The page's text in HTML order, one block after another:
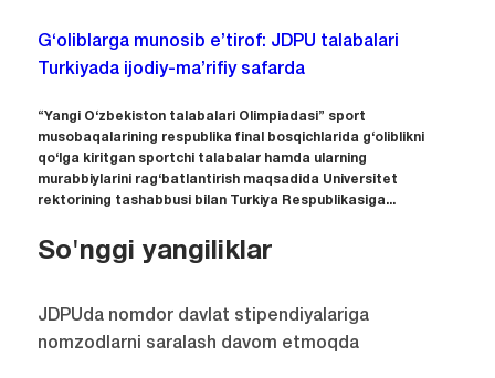
G‘oliblarga munosib e’tirof: JDPU talabalari
Turkiyada ijodiy-ma’rifiy safarda
“Yangi O‘zbekiston talabalari Olimpiadasi” sport
musobaqalarining respublika final bosqichlarida g‘oliblikni
qo‘lga kiritgan sportchi talabalar hamda ularning
murabbiylarini rag‘batlantirish maqsadida Universitet
rektorining tashabbusi bilan Turkiya Respublikasiga...
So'nggi yangiliklar
JDPUda nomdor davlat stipendiyalariga
nomzodlarni saralash davom etmoqda